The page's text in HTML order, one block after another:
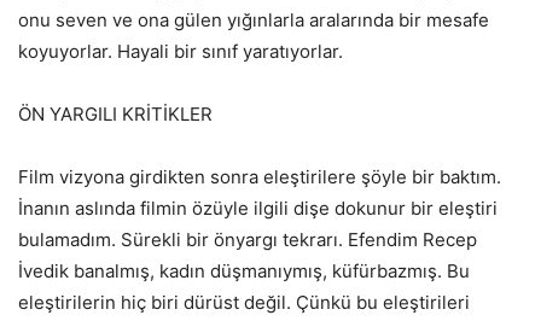
onu seven ve ona gülen yığınlarla aralarında bir mesafe
koyuyorlar. Hayali bir sınıf yaratıyorlar.
ÖN YARGILI KRİTİKLER
Film vizyona girdikten sonra eleştirilere şöyle bir baktım.
İnanın aslında filmin özüyle ilgili dişe dokunur bir eleştiri
bulamadım. Sürekli bir önyargı tekrarı. Efendim Recep
İvedik banalmış, kadın düşmanıymış, küfürbazmış. Bu
eleştirilerin hiç biri dürüst değil. Çünkü bu eleştirileri